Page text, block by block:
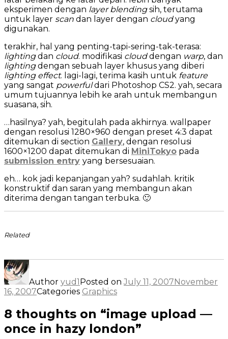
eksperimen dengan layer blendingsih, terutama
untuk layer scan dan layer dengan cloudyang
digunakan.
terakhir, hal yang penting-tapi-sering-tak-terasa:
lightingdan cloud. modifikasi clouddengan warp, dan
lightingdengan sebuah layer khusus yang diberi
lighting effect. lagi-lagi, terima kasih untuk feature
yang sangat powerfuldari Photoshop CS2. yah, secara
umum tujuannya lebih ke arah untuk membangun
suasana, sih.
…hasilnya? yah, begitulah pada akhirnya. wallpaper
dengan resolusi 1280×960 dengan preset 4:3 dapat
ditemukan di section Gallery, dengan resolusi
1600×1200 dapat ditemukan di MiniTokyo pada
submission entry yang bersesuaian.
eh… kok jadi kepanjangan yah? sudahlah. kritik
konstruktif dan saran yang membangun akan
diterima dengan tangan terbuka. 🙂
Related
Author yud1Posted on July 11, 2007November
16, 2007Categories Graphics
8 thoughts on “image upload —
once in hazy london”